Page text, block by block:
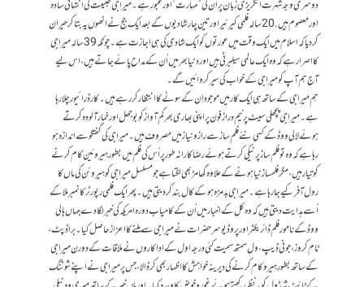
دوسری وجہ شہرت انگریزی زبان پر اُن کی ”مہارت“ اور عبور ہے۔ میرا جی طبیعت کی انتہائی سادہ
اور معصوم ہیں. 20 سالہ فلمی کیرئیر اور تین چار شادیوں کے بعد ایک جج نے انھوں یہ بتا کر حیران
کر دیا کہ اسلام میں ایک وقت میں عورتوں کو ایک شادی کی ہی اجازت ہے۔ چونکہ 39 سالہ میرا جی
کا اصرار ہے کہ وہ ایک عالمی سیلبرٹی ہیں اور دنیا بھر میں اُن کے مداح پائے جاتے ہیں، اس لیے
آج ہم آپ کو میرا جی کے خواب کی سیر کروائیں گے۔
ہم میرا جی کے ساتھ ہی ایک کار میں موجود اِن کے سونے کا انتظار کر رہے ہیں۔ کار ڈرائیور چلا رہا
ہے۔ میرا جی پچھلی سیٹ پر نیم دراز فون پر اپنی بھاری بھر کم آواز کو بوجھل اور خمار آلودہ کرتے
ہوئے لالی ووڈ کے کسی نئے فلم ساز سے راز و نیاز میں مصروف ہیں۔ میرا جی کی گفتگو سے اندازہ ہو
رہا ہے کہ وہ تو فلم ساز پر نیکی کرتے ہوئے رضاکارانہ طور پر اُس کی فلم میں بطور ہیروئین کام کرنے
کو تیار ہیں، مگر فلمساز نیا ہونے کے علاوہ گھامڑ بھی لگتا ہے جو مسلسل میرا جی کو ہیروئن کی ماں کا
رول آفر کیے جا رہا ہے۔ میرا جی بدمزہ ہو کے کال بند کر دیتی ہیں۔ پھر ایک فلمی رپورٹر کا نمبر ملا کے
اُسے ہدایت دیتی ہیں کہ وہ کل کے اخبار میں اُن کے کامیاب دورہ امریکہ کی خبر لگا دے جہاں ہالی
ووڈ کے نامور فلم ڈائریکٹر اور پروڈیوسر حضرات نے میرا جی سے ملنے کا اعزاز حاصل کیا۔ براڈ پٹ،
ٹام کروز، جونی ڈیپ، ول سمتھ سمیت کئی درجہ اول کے اداکاروں نے ملاقات کے دورن میرا جی
کے ساتھ بطور ہیرو کام کرنے کی دیرینہ خواہش کا اظہار بھی کر ڈالا، جس پر میرا جی نے اپنے شوٹنگ